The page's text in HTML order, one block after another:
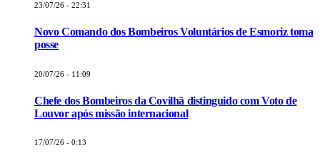
23/07/26 - 22:31
Novo Comando dos Bombeiros Voluntários de Esmoriz toma
posse
20/07/26 - 11:09
Chefe dos Bombeiros da Covilhã distinguido com Voto de
Louvor após missão internacional
17/07/26 - 0:13